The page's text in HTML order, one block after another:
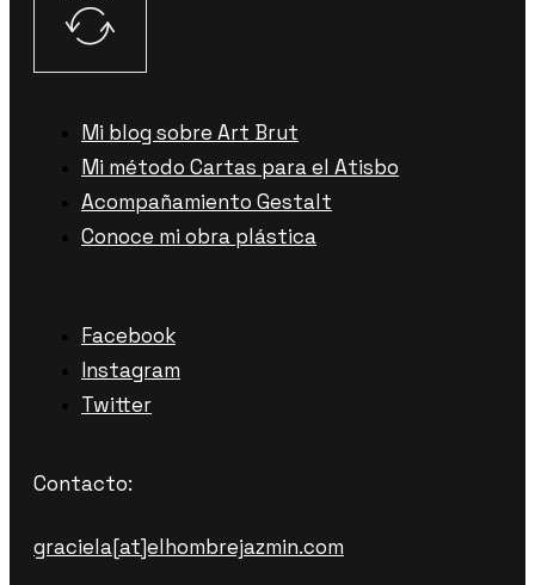
Mi blog sobre Art Brut
Mi método Cartas para el Atisbo
Acompañamiento Gestalt
Conoce mi obra plástica
Facebook
Instagram
Twitter
Contacto:
graciela[at]elhombrejazmin.com